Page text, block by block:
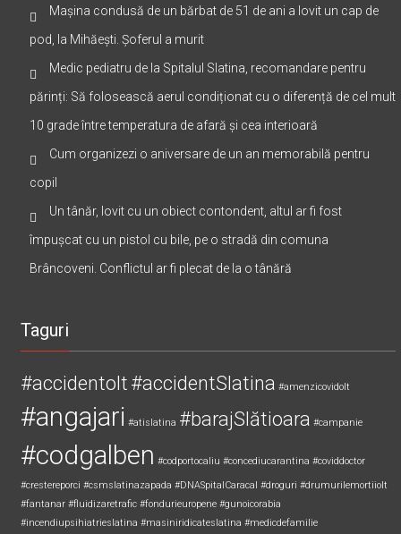
Mașina condusă de un bărbat de 51 de ani a lovit un cap de
pod, la Mihăești. Șoferul a murit
Medic pediatru de la Spitalul Slatina, recomandare pentru
părinți: Să folosească aerul condiționat cu o diferență de cel mult
10 grade între temperatura de afară și cea interioară
Cum organizezi o aniversare de un an memorabilă pentru
copil
Un tânăr, lovit cu un obiect contondent, altul ar fi fost
împușcat cu un pistol cu bile, pe o stradă din comuna
Brâncoveni. Conflictul ar fi plecat de la o tânără
Taguri
#accidentolt #accidentSlatina #amenzicovidolt
#angajari #atislatina #barajSlătioara #campanie
#codgalben #codportocaliu #concediucarantina #coviddoctor
#crestereporci #csmslatinazapada #DNASpitalCaracal #droguri #drumurilemortiiolt
#fantanar #fluidizaretrafic #fondurieuropene #gunoicorabia
#incendiupsihiatrieslatina #masiniridicateslatina #medicdefamilie